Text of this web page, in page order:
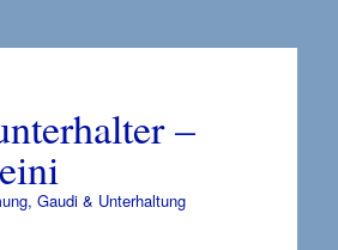
–
Gaudi & Unterhaltung